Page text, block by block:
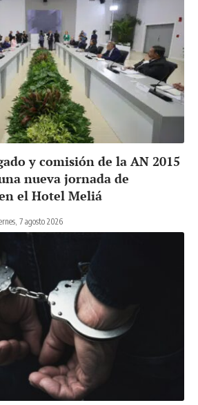
y comisión de la AN 2015
nueva jornada de
el Hotel Meliá
7 agosto 2026